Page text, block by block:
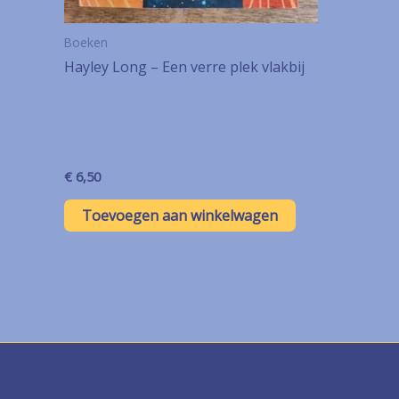
Boeken
Hayley Long – Een verre plek vlakbij
€ 6,50
Toevoegen aan winkelwagen